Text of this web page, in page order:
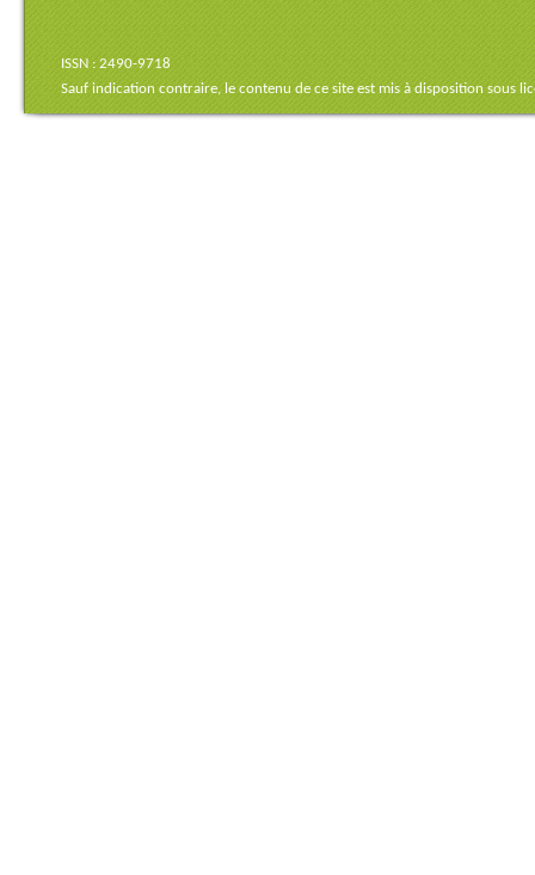
ISSN : 2490-9718
Sauf indication contraire, le contenu de ce site est mis à disposition sous